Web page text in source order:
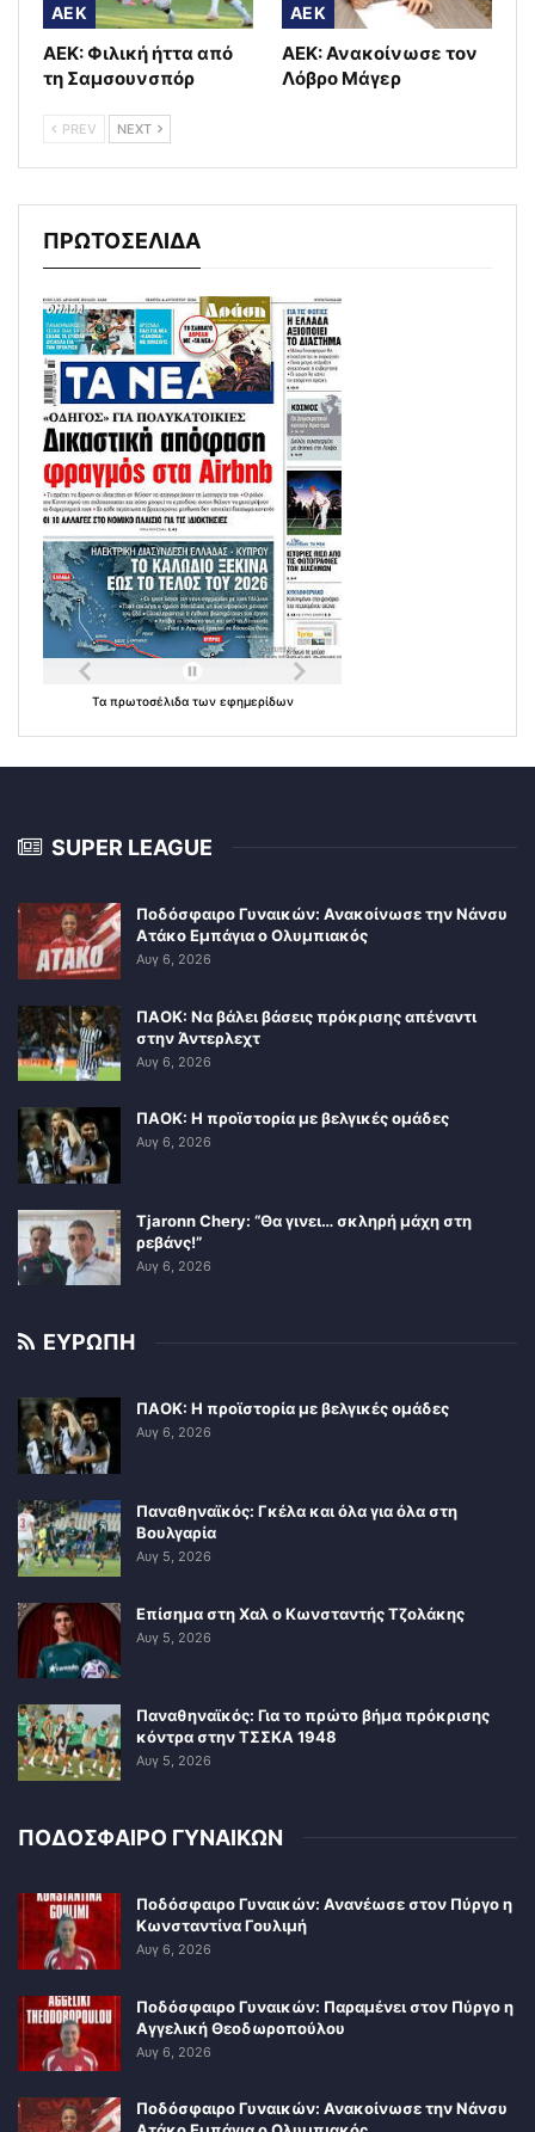
AEK
ΑΕΚ: Φιλική ήττα από
τη Σαμσουνσπόρ
AEK
ΑΕΚ: Ανακοίνωσε τον
Λόβρο Μάγερ
PREV NEXT
ΠΡΩΤΟΣΕΛΙΔΑ
Τα πρωτοσέλιδα των εφημερίδων
SUPER LEAGUE
Ποδόσφαιρο Γυναικών: Ανακοίνωσε την Νάνσυ
Ατάκο Εμπάγια ο Ολυμπιακός
Αυγ 6, 2026
ΠΑΟΚ: Να βάλει βάσεις πρόκρισης απέναντι
στην Άντερλεχτ
Αυγ 6, 2026
ΠΑΟΚ: Η προϊστορία με βελγικές ομάδες
Αυγ 6, 2026
Tjaronn Chery: “Θα γινει… σκληρή μάχη στη
ρεβάνς!”
Αυγ 6, 2026
ΕΥΡΩΠΗ
ΠΑΟΚ: Η προϊστορία με βελγικές ομάδες
Αυγ 6, 2026
Παναθηναϊκός: Γκέλα και όλα για όλα στη
Βουλγαρία
Αυγ 5, 2026
Επίσημα στη Χαλ ο Κωνσταντής Τζολάκης
Αυγ 5, 2026
Παναθηναϊκός: Για το πρώτο βήμα πρόκρισης
κόντρα στην ΤΣΣΚΑ 1948
Αυγ 5, 2026
ΠΟΔΟΣΦΑΙΡΟ ΓΥΝΑΙΚΩΝ
Ποδόσφαιρο Γυναικών: Ανανέωσε στον Πύργο η
Κωνσταντίνα Γουλιμή
Αυγ 6, 2026
Ποδόσφαιρο Γυναικών: Παραμένει στον Πύργο η
Αγγελική Θεοδωροπούλου
Αυγ 6, 2026
Ποδόσφαιρο Γυναικών: Ανακοίνωσε την Νάνσυ